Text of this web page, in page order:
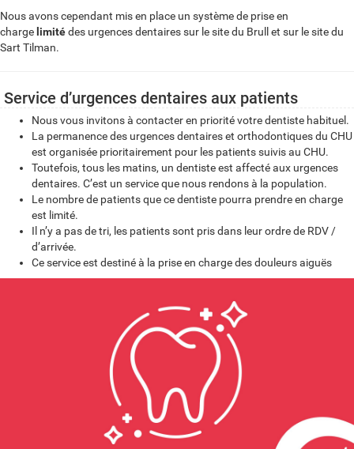
Nous avons cependant mis en place un système de prise en
charge limitédes urgences dentaires sur le site du Brull et sur le site du
Sart Tilman.
Service d’urgences dentaires aux patients
Nous vous invitons à contacter en priorité votre dentiste habituel.
La permanence des urgences dentaires et orthodontiques du CHU
est organisée prioritairement pour les patients suivis au CHU.
Toutefois, tous les matins, un dentiste est affecté aux urgences
dentaires. C’est un service que nous rendons à la population.
Le nombre de patients que ce dentiste pourra prendre en charge
est limité.
Il n’y a pas de tri, les patients sont pris dans leur ordre de RDV /
d’arrivée.
Ce service est destiné à la prise en charge des douleurs aiguës